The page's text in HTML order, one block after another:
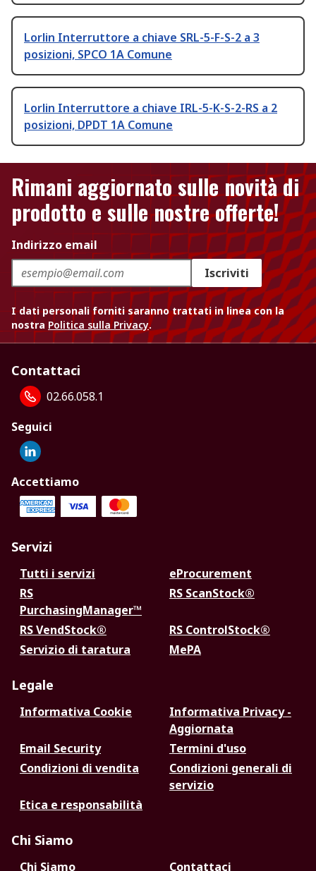
Lorlin Interruttore a chiave SRL-5-F-S-2 a 3
posizioni, SPCO 1A Comune
Lorlin Interruttore a chiave IRL-5-K-S-2-RS a 2
posizioni, DPDT 1A Comune
Rimani aggiornato sulle novità di
prodotto e sulle nostre offerte!
Indirizzo email
Iscriviti
I dati personali forniti saranno trattati in linea con la
nostra Politica sulla Privacy.
Contattaci
02.66.058.1
Seguici
Accettiamo
Servizi
Tutti i servizi
eProcurement
RS
PurchasingManager™
RS ScanStock®
RS VendStock®
RS ControlStock®
Servizio di taratura
MePA
Legale
Informativa Cookie
Informativa Privacy -
Aggiornata
Email Security
Termini d'uso
Condizioni di vendita
Condizioni generali di
servizio
Etica e responsabilità
Chi Siamo
Chi Siamo Contattaci